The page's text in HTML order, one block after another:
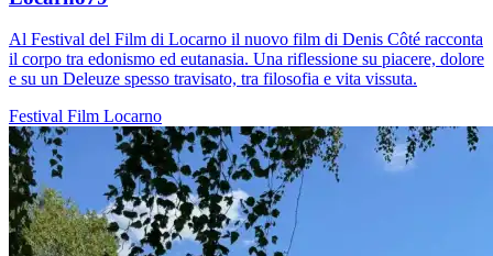
Al Festival del Film di Locarno il nuovo film di Denis Côté racconta
il corpo tra edonismo ed eutanasia. Una riflessione su piacere, dolore
e su un Deleuze spesso travisato, tra filosofia e vita vissuta.
Festival Film Locarno